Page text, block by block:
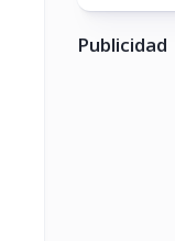
Publicidad